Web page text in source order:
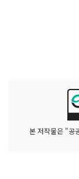
본 저작물은 "공